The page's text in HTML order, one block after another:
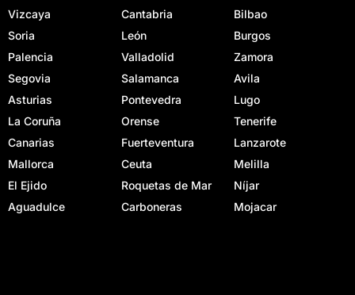
Vizcaya
Cantabria
Bilbao
Soria
León
Burgos
Palencia
Valladolid
Zamora
Segovia
Salamanca
Avila
Asturias
Pontevedra
Lugo
La Coruña
Orense
Tenerife
Canarias
Fuerteventura
Lanzarote
Mallorca
Ceuta
Melilla
El Ejido
Roquetas de Mar
Níjar
Aguadulce
Carboneras Mojacar